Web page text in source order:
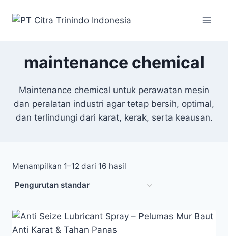
maintenance chemical
Maintenance chemical untuk perawatan mesin
dan peralatan industri agar tetap bersih, optimal,
dan terlindungi dari karat, kerak, serta keausan.
Menampilkan 1–12 dari 16 hasil